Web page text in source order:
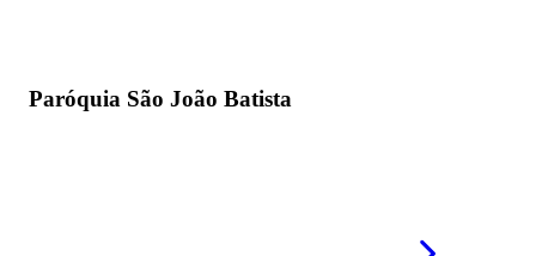
Paróquia São João Batista